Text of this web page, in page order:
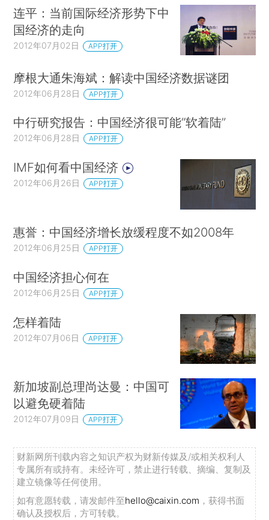
连平：当前国际经济形势下中
国经济的走向
2012年07月02日 APP打开
摩根大通朱海斌：解读中国经济数据谜团
2012年06月28日 APP打开
中行研究报告：中国经济很可能“软着陆”
2012年06月28日 APP打开
IMF如何看中国经济
2012年06月26日 APP打开
惠誉：中国经济增长放缓程度不如2008年
2012年06月25日 APP打开
中国经济担心何在
2012年06月25日 APP打开
怎样着陆
2012年07月06日 APP打开
新加坡副总理尚达曼：中国可
以避免硬着陆
2012年07月09日 APP打开
财新网所刊载内容之知识产权为财新传媒及/或相关权利人
专属所有或持有。未经许可，禁止进行转载、摘编、复制及
建立镜像等任何使用。
如有意愿转载，请发邮件至hello@caixin.com ，获得书面
确认及授权后，方可转载。